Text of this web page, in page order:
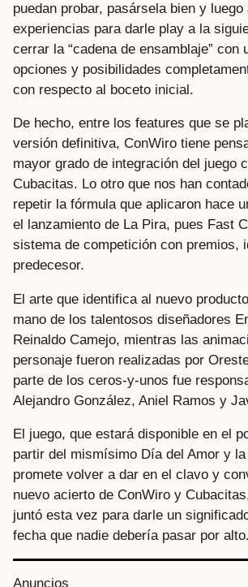
puedan probar, pasársela bien y
experiencias para darle play a la
cerrar la “cadena de ensamblaje” con
opciones y posibilidades
con respecto al boceto inicial.
De hecho, entre los features que se
versión definitiva, ConWiro tiene
mayor grado de integración del juego
Cubacitas. Lo otro que nos han
repetir la fórmula que aplicaron hace
el lanzamiento de La Pira, pues Fast
sistema de competición con premios,
predecesor.
El arte que identifica al nuevo
mano de los talentosos diseñadores
Reinaldo Camejo, mientras las
personaje fueron realizadas por
parte de los ceros-y-unos fue
Alejandro González, Aniel Ramos y
El juego, que estará disponible en el
partir del mismísimo Día del Amor y la
promete volver a dar en el clavo y
nuevo acierto de ConWiro y
juntó esta vez para darle un
fecha que nadie debería pasar por alto.
Anuncios